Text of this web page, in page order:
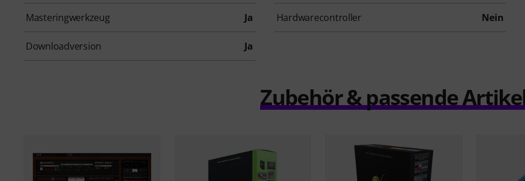
Masteringwerkzeug Ja Hardwarecontroller Nein
Downloadversion Ja
Zubehör & passende